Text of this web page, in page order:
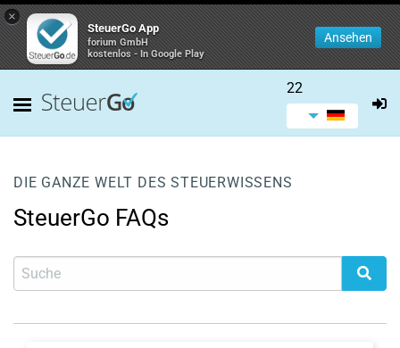
×
SteuerGo App
forium GmbH
kostenlos - In Google Play
Ansehen
22
DIE GANZE WELT DES STEUERWISSENS
SteuerGo FAQs